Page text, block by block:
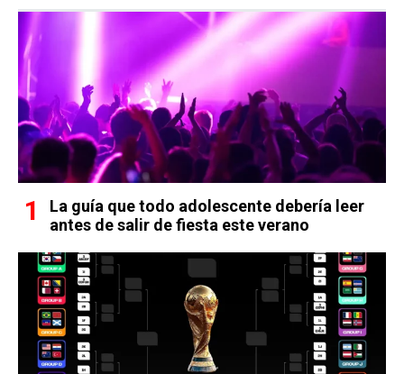
La guía que todo adolescente debería leer
antes de salir de fiesta este verano